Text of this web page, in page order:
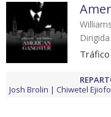
Williams
Josh Brolin
Chiwetel